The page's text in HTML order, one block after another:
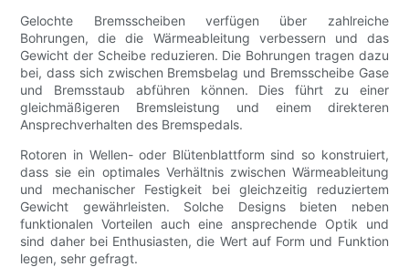
Gelochte Bremsscheiben verfügen über zahlreiche
Bohrungen, die die Wärmeableitung verbessern und das
Gewicht der Scheibe reduzieren. Die Bohrungen tragen dazu
bei, dass sich zwischen Bremsbelag und Bremsscheibe Gase
und Bremsstaub abführen können. Dies führt zu einer
gleichmäßigeren Bremsleistung und einem direkteren
Ansprechverhalten des Bremspedals.
Rotoren in Wellen- oder Blütenblattform sind so konstruiert,
dass sie ein optimales Verhältnis zwischen Wärmeableitung
und mechanischer Festigkeit bei gleichzeitig reduziertem
Gewicht gewährleisten. Solche Designs bieten neben
funktionalen Vorteilen auch eine ansprechende Optik und
sind daher bei Enthusiasten, die Wert auf Form und Funktion
legen, sehr gefragt.